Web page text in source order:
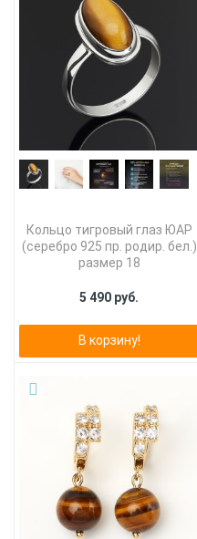
Кольцо тигровый глаз ЮАР
(серебро 925 пр. родир. бел.)
размер 18
5 490 руб.
В корзину!